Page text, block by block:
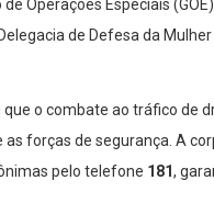
Operações Especiais
de Defesa da
que o combate ao tráfico de
forças de segurança. A
pelo telefone 181,